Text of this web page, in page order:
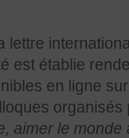
lettre
est établie
en ligne
aimer le monde